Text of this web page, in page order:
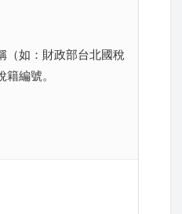
（如：財政部台北國稅
編號。